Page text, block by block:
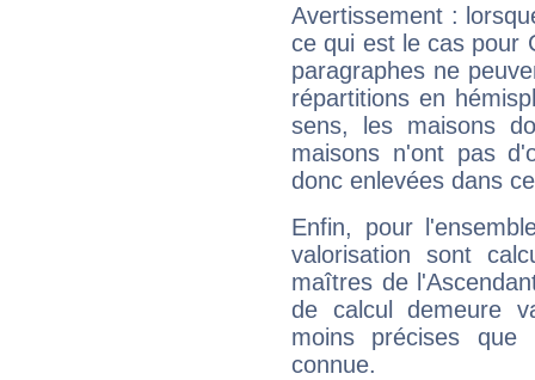
Avertissement :
ce qui est le cas pour
paragraphes ne
répartitions en
sens, les maisons
maisons n'ont pas
donc enlevées dans
Enfin, pour
valorisation sont
maîtres de
de calcul demeure
moins précises que
connue.